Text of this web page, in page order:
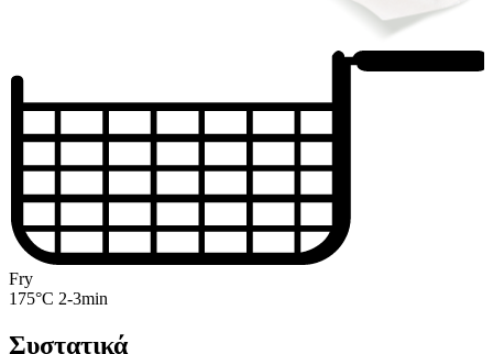
Fry
175°C 2-3min
Συστατικά